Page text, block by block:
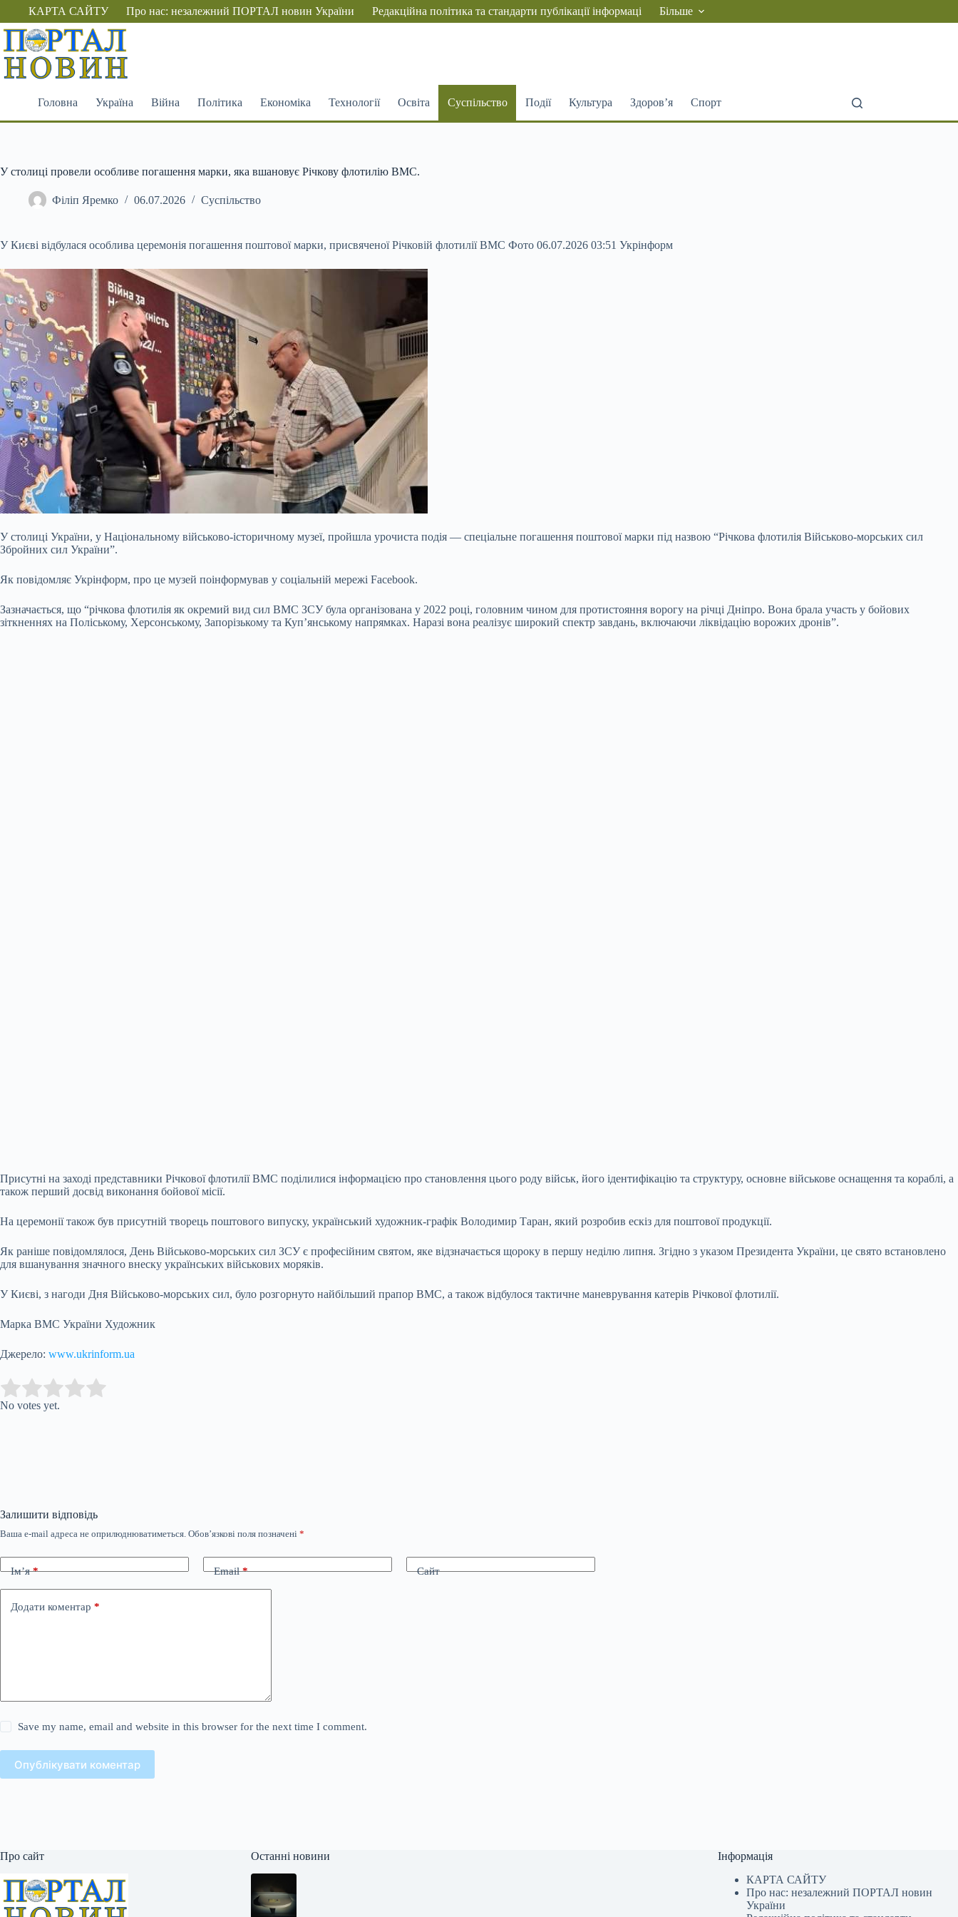
Перейти
вмісту
КАРТА САЙТУ Про нас: незалежний ПОРТАЛ новин України Редакційна політика та стандарти публікації інформаці Більше
Головна Україна Війна Політика Економіка Технології Освіта Суспільство Події Культура Здоров’я Спорт
У столиці провели особливе погашення марки, яка вшановує Річкову флотилію ВМС.
Філіп Яремко 06.07.2026 Суспільство
У Києві відбулася особлива церемонія погашення поштової марки, присвяченої Річковій флотилії ВМС Фото 06.07.2026 03:51 Укрінформ
У столиці України, у Національному військово-історичному музеї, пройшла урочиста подія — спеціальне погашення поштової марки під назвою “Річкова флотилія Військово-морських сил
Збройних сил України”.
Як повідомляє Укрінформ, про це музей поінформував у соціальній мережі Facebook.
Зазначається, що “річкова флотилія як окремий вид сил ВМС ЗСУ була організована у 2022 році, головним чином для протистояння ворогу на річці Дніпро. Вона брала участь у бойових
зіткненнях на Поліському, Херсонському, Запорізькому та Куп’янському напрямках. Наразі вона реалізує широкий спектр завдань, включаючи ліквідацію ворожих дронів”.
Присутні на заході представники Річкової флотилії ВМС поділилися інформацією про становлення цього роду військ, його ідентифікацію та структуру, основне військове оснащення та кораблі, а
також перший досвід виконання бойової місії.
На церемонії також був присутній творець поштового випуску, український художник-графік Володимир Таран, який розробив ескіз для поштової продукції.
Як раніше повідомлялося, День Військово-морських сил ЗСУ є професійним святом, яке відзначається щороку в першу неділю липня. Згідно з указом Президента України, це свято встановлено
для вшанування значного внеску українських військових моряків.
У Києві, з нагоди Дня Військово-морських сил, було розгорнуто найбільший прапор ВМС, а також відбулося тактичне маневрування катерів Річкової флотилії.
Марка ВМС України Художник
Джерело: www.ukrinform.ua
Rate this item:
No votes yet.
Залишити відповідь
Ваша e-mail адреса не оприлюднюватиметься. Обов’язкові поля позначені *
Ім’я* Email* Сайт
Додати коментар *
Save my name, email and website in this browser for the next time I comment.
Опублікувати коментар
Про сайт Останні новини
Інформація
КАРТА САЙТУ
Про нас: незалежний ПОРТАЛ новин
України